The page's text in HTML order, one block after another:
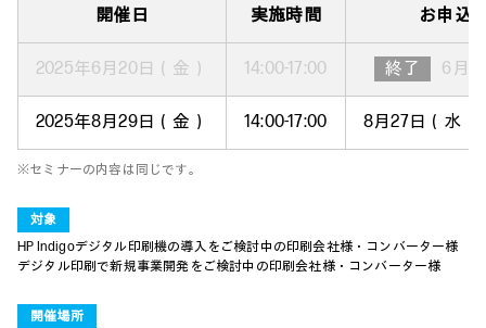
開催日 実施時間 お申込
2025年6月20日（金） 14:00-17:00 終了 6月
2025年8月29日（金） 14:00-17:00 8月27日（水）
※セミナーの内容は同じです。
対象
HP Indigoデジタル印刷機の導入をご検討中の印刷会社様・コンバーター様
デジタル印刷で新規事業開発をご検討中の印刷会社様・コンバーター様
開催場所